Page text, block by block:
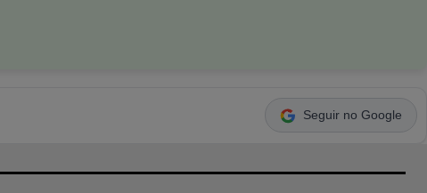
Seguir no Google